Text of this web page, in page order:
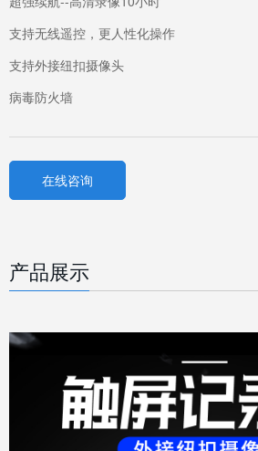
支持无线遥控，更人性化操作
支持外接纽扣摄像头
病毒防火墙
在线咨询
产品展示